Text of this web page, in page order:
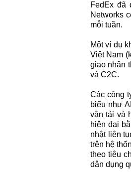
FedEx đã
Networks
mỗi tuần.
Một ví dụ
Việt Nam
giao nhận
và C2C.
Các công
biểu như
vận tải và
hiện đại
nhật liên
trên hệ
theo tiêu
dân dụng